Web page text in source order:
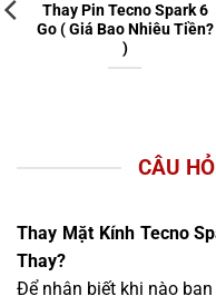
Thay Pin Tecno Spark 6
Go ( Giá Bao Nhiêu Tiền?
)
CÂU
Thay Mặt Kính Tecno
Thay?
Để nhận biết khi nào